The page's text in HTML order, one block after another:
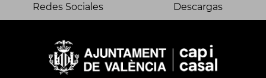
Redes Sociales Descargas